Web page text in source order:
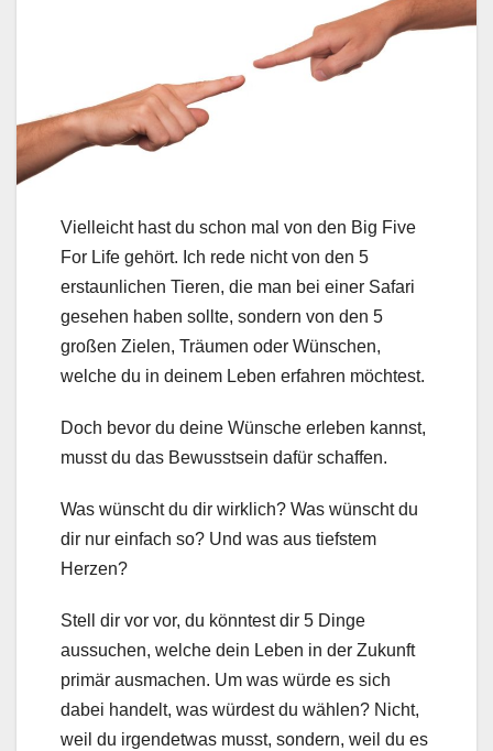
Vielleicht hast du schon mal von den Big Five
For Life gehört. Ich rede nicht von den 5
erstaunlichen Tieren, die man bei einer Safari
gesehen haben sollte, sondern von den 5
großen Zielen, Träumen oder Wünschen,
welche du in deinem Leben erfahren möchtest.
Doch bevor du deine Wünsche erleben kannst,
musst du das Bewusstsein dafür schaffen.
Was wünscht du dir wirklich? Was wünscht du
dir nur einfach so? Und was aus tiefstem
Herzen?
Stell dir vor vor, du könntest dir 5 Dinge
aussuchen, welche dein Leben in der Zukunft
primär ausmachen. Um was würde es sich
dabei handelt, was würdest du wählen? Nicht,
weil du irgendetwas musst, sondern, weil du es